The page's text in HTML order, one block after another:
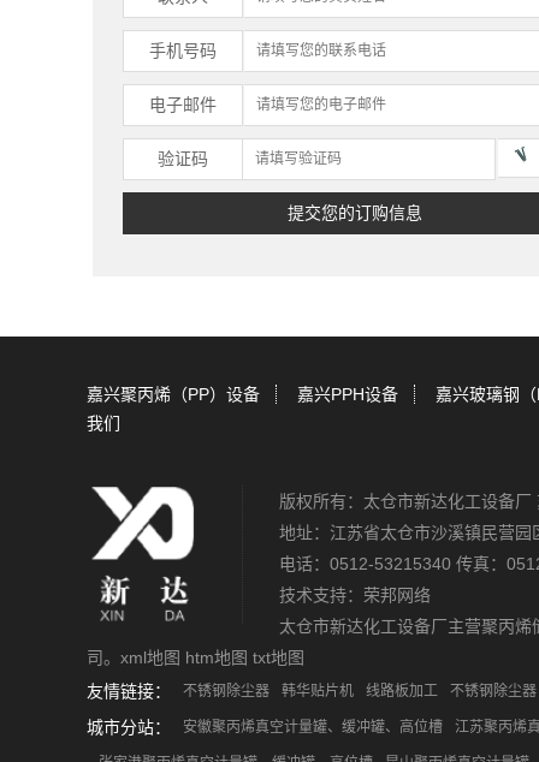
手机号码
电子邮件
验证码
嘉兴聚丙烯（PP）设备 嘉兴PPH设备
嘉兴玻璃钢
我们
版权所有：太仓市新达化工设备厂
地址：江苏省太仓市沙溪镇民营园
电话：0512-53215340 传真：
技术支持： 荣邦网络
太仓市新达化工设备厂主营聚丙烯
司。 xml地图 htm地图 txt地图
友情链接：
不锈钢除尘器 韩华贴片机 线路板加工 不锈钢除尘器
城市分站： 安徽聚丙烯真空计量罐、缓冲罐、高位槽 江苏聚丙烯